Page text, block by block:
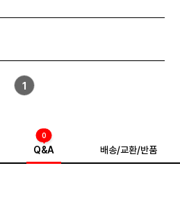
1
Q&A
0
배송/교환/반품